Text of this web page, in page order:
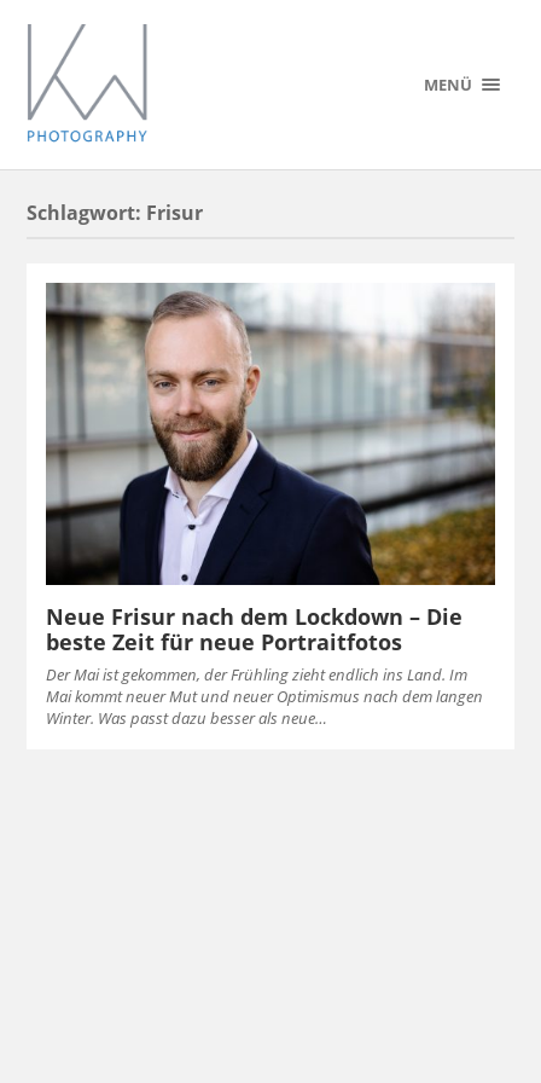
MENÜ
Schlagwort: Frisur
Neue Frisur nach dem Lockdown – Die
beste Zeit für neue Portraitfotos
Der Mai ist gekommen, der Frühling zieht endlich ins Land. Im
Mai kommt neuer Mut und neuer Optimismus nach dem langen
Winter. Was passt dazu besser als neue…